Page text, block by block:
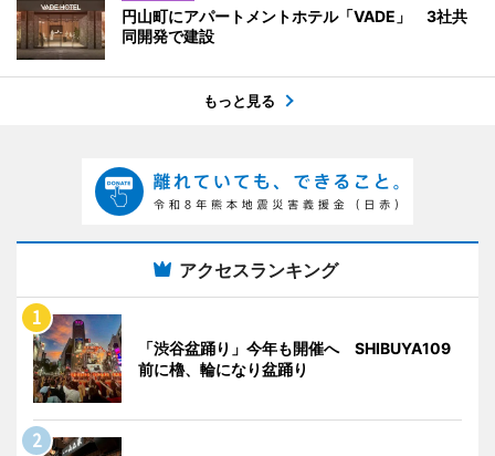
円山町にアパートメントホテル「VADE」 3社共
同開発で建設
もっと見る
アクセスランキング
「渋谷盆踊り」今年も開催へ SHIBUYA109
前に櫓、輪になり盆踊り